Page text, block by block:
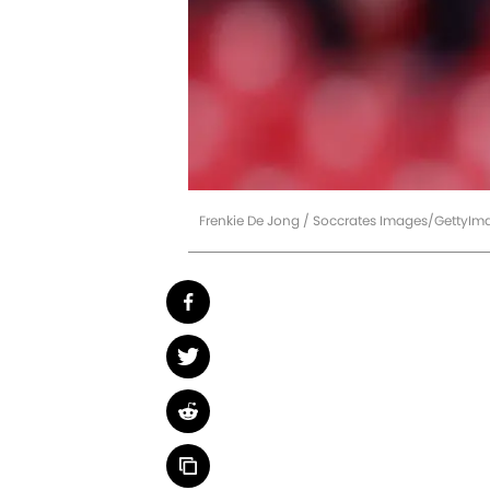
Frenkie De Jong / Soccrates Images/